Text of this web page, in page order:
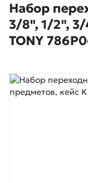
Набор
3/8", 1/2", 3/
TONY